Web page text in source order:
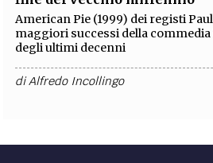
American Pie (1999) dei registi
maggiori successi della
degli ultimi decenni
diAlfredo Incollingo